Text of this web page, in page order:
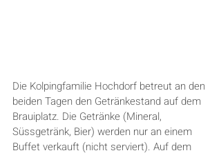
Die Kolpingfamilie Hochdorf betreut an den
beiden Tagen den Getränkestand auf dem
Brauiplatz. Die Getränke (Mineral,
Süssgetränk, Bier) werden nur an einem
Buffet verkauft (nicht serviert). Auf dem